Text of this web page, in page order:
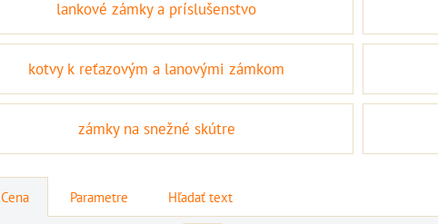
lankové zámky a príslušenstvo
kotvy k reťazovým a lanovými zámkom
zámky na snežné skútre
Cena Parametre Hľadať text